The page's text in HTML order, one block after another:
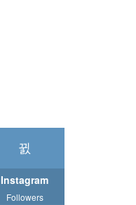
Instagram
Followers